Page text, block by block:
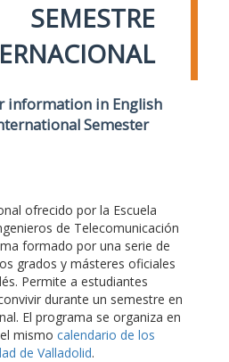
SEMESTRE
information in English
Semester
ofrecido por la Escuela
de Telecomunicación
formado por una serie de
grados y másteres oficiales
Permite a estudiantes
durante un semestre en
El programa se organiza en
mismo calendario de los
de Valladolid.